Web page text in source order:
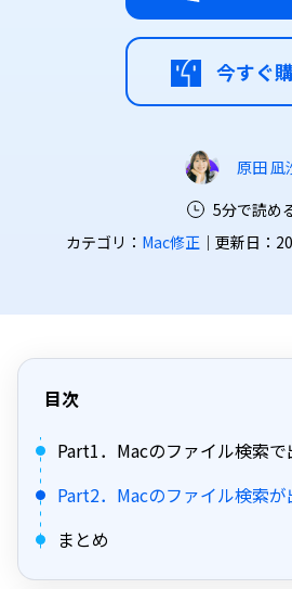
今すぐ
原田 凪
5分で読め
カテゴリ： Mac修正｜更新日：
目次
Part1．Macのファイル検索
Part2．Macのファイル検索
まとめ